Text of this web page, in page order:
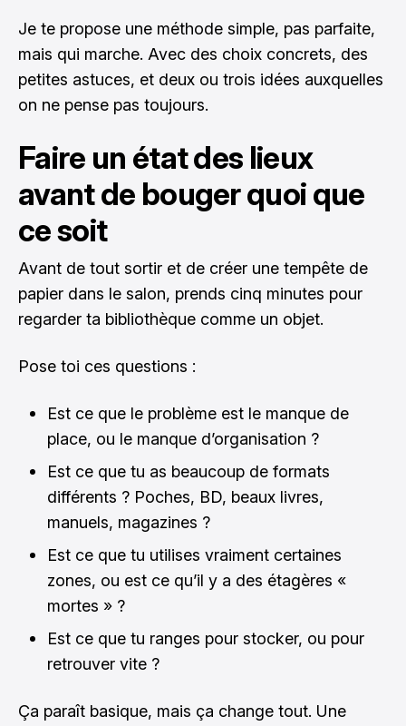
Je te propose une méthode simple, pas parfaite,
mais qui marche. Avec des choix concrets, des
petites astuces, et deux ou trois idées auxquelles
on ne pense pas toujours.
Faire un état des lieux
avant de bouger quoi que
ce soit
Avant de tout sortir et de créer une tempête de
papier dans le salon, prends cinq minutes pour
regarder ta bibliothèque comme un objet.
Pose toi ces questions :
Est ce que le problème est le manque de
place, ou le manque d’organisation ?
Est ce que tu as beaucoup de formats
différents ? Poches, BD, beaux livres,
manuels, magazines ?
Est ce que tu utilises vraiment certaines
zones, ou est ce qu’il y a des étagères «
mortes » ?
Est ce que tu ranges pour stocker, ou pour
retrouver vite ?
Ça paraît basique, mais ça change tout. Une